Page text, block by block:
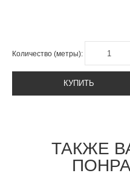
Количество (метры):
КУПИТЬ
ТАКЖЕ